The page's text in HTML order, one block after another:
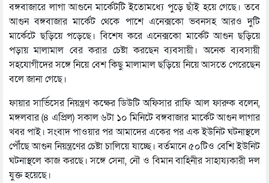
বঙ্গবাজারে লাগা আগুনে মার্কেটটি ইতোমধ্যে পুড়ে ছাঁই হয়ে গেছে। তবে
আগুন বঙ্গবাজার মার্কেট থেকে পাশে এনেক্সকো ভবনসহ আরও দুটি
মার্কেটে ছড়িয়ে পড়েছে। বিশেষ করে এনেক্সকো মার্কেট আগুন ছড়িয়ে
পড়ায় মালামাল বের করার চেষ্টা করছেন ব্যবসায়ী। অনেক ব্যবসায়ী
সহযোগীদের সঙ্গে নিয়ে বেশ কিছু মালামাল ছড়িয়ে নিয়ে আসতে পেরেছেন
বলে জানা গেছে।
ফায়ার সার্ভিসের নিয়ন্ত্রণ কক্ষের ডিউটি অফিসার রাফি আল ফারুক বলেন,
মঙ্গলবার (৪ এপ্রিল) সকাল ৬টা ১০ মিনিটে বঙ্গবাজার মার্কেট আগুন লাগার
খবর পাই। সংবাদ পাওয়ার পর আমাদের একের পর এক ইউনিট ঘটনাস্থলে
পৌঁছে আগুন নিয়ন্ত্রণের চেষ্টা চালিয়ে যাচ্ছে। বর্তমানে ৫০টিও বেশি ইউনিট
ঘটনাস্থলে কাজ করছে। সঙ্গে সেনা, নৌ ও বিমান বাহিনীর সাহায্যকারী দল
যুক্ত হয়েছে।